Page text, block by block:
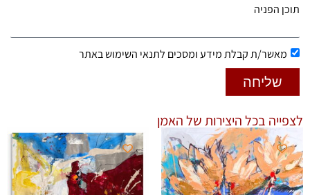
תוכן הפניה
מאשר/ת קבלת מידע ומסכים לתנאי השימוש באתר
שליחה
לצפייה בכל היצירות של האמן